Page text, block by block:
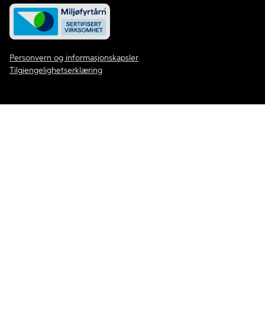
Personvern og informasjonskapsler
Tilgjengelighetserklæring